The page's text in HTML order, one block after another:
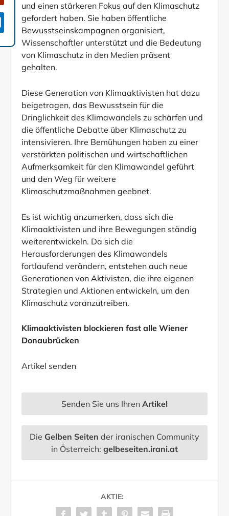
und einen stärkeren Fokus auf den Klimaschutz
gefordert haben. Sie haben öffentliche
Bewusstseinskampagnen organisiert,
Wissenschaftler unterstützt und die Bedeutung
von Klimaschutz in den Medien präsent
gehalten.
Diese Generation von Klimaaktivisten hat dazu
beigetragen, das Bewusstsein für die
Dringlichkeit des Klimawandels zu schärfen und
die öffentliche Debatte über Klimaschutz zu
intensivieren. Ihre Bemühungen haben zu einer
verstärkten politischen und wirtschaftlichen
Aufmerksamkeit für den Klimawandel geführt
und den Weg für weitere
Klimaschutzmaßnahmen geebnet.
Es ist wichtig anzumerken, dass sich die
Klimaaktivisten und ihre Bewegungen ständig
weiterentwickeln. Da sich die
Herausforderungen des Klimawandels
fortlaufend verändern, entstehen auch neue
Generationen von Aktivisten, die ihre eigenen
Strategien und Aktionen entwickeln, um den
Klimaschutz voranzutreiben.
Klimaaktivisten blockieren fast alle Wiener
Donaubrücken
Artikel senden
Senden Sie uns Ihren Artikel
Die Gelben Seiten der iranischen Community
in Österreich: gelbeseiten.irani.at
AKTIE: